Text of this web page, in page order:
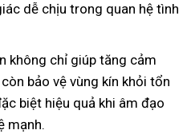
dễ chịu trong quan hệ tình
không chỉ giúp tăng cảm
bảo vệ vùng kín khỏi tổn
biệt hiệu quả khi âm đạo
mạnh.